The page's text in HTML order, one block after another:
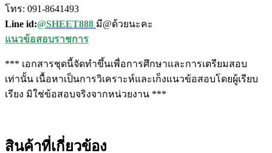
โทร: 091-8641493
Line id:@SHEET888 มี@ด้วยนะคะ
แนวข้อสอบราชการ
*** เอกสารชุดนี้จัดทำขึ้นเพื่อการศึกษาและการเตรียมสอบ
เท่านั้น เนื้อหาเป็นการวิเคราะห์และเก็งแนวข้อสอบโดยผู้เรียบ
เรียง มิใช่ข้อสอบจริงจากหน่วยงาน ***
สินค้าที่เกี่ยวข้อง